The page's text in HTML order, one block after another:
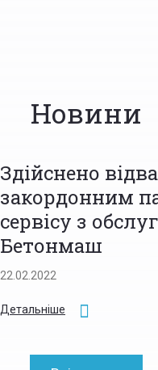
Новини
Здійснено
закордонним
сервісу з
Бетонмаш
22.02.2022
Детальніше